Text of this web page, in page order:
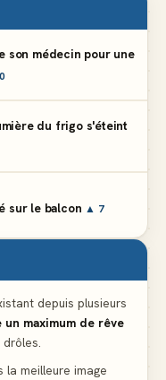
son médecin pour une
du frigo s'éteint
sur le balcon ▲ 7
▲ 6
le mari tonde la
depuis plusieurs
un maximum de rêve
la meilleure image